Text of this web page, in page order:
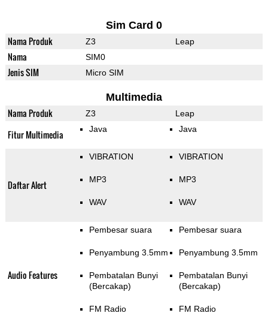
Sim Card 0
Nama Produk Z3 Leap
Nama SIM0
Jenis SIM Micro SIM
Multimedia
Nama Produk Z3 Leap
Fitur Multimedia Java Java
Daftar Alert
VIBRATION
MP3
WAV
VIBRATION
MP3
WAV
Audio Features
Pembesar suara
Penyambung 3.5mm
Pembatalan Bunyi
(Bercakap)
FM Radio
Pembesar suara
Penyambung 3.5mm
Pembatalan Bunyi
(Bercakap)
FM Radio